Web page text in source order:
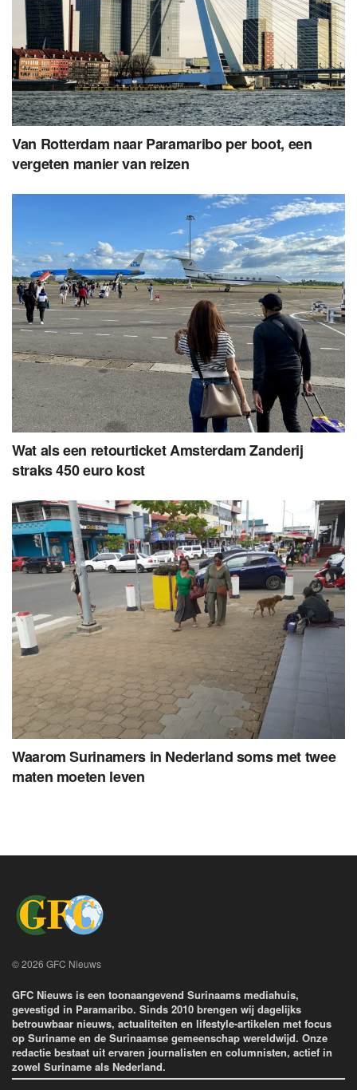
Van Rotterdam naar Paramaribo per boot, een
vergeten manier van reizen
Wat als een retourticket Amsterdam Zanderij
straks 450 euro kost
Waarom Surinamers in Nederland soms met twee
maten moeten leven
© 2026 GFC Nieuws
GFC Nieuws is een toonaangevend Surinaams mediahuis,
gevestigd in Paramaribo. Sinds 2010 brengen wij dagelijks
betrouwbaar nieuws, actualiteiten en lifestyle-artikelen met focus
op Suriname en de Surinaamse gemeenschap wereldwijd. Onze
redactie bestaat uit ervaren journalisten en columnisten, actief in
zowel Suriname als Nederland.